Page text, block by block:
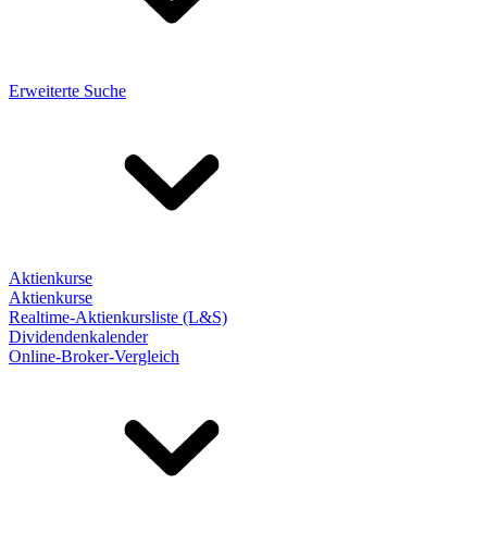
Erweiterte Suche
Aktienkurse
Aktienkurse
Realtime-Aktienkursliste (L&S)
Dividendenkalender
Online-Broker-Vergleich